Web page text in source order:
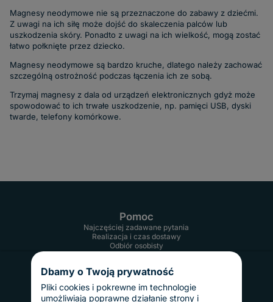
Magnesy neodymowe nie są przeznaczone do zabawy z dziećmi.
Z uwagi na ich siłę może dojść do skaleczenia palców lub
uszkodzenia skóry. Ponadto z uwagi na ich wielkość, mogą zostać
łatwo połknięte przez dziecko.
Magnesy neodymowe są bardzo kruche, dlatego należy zachować
szczególną ostrożność podczas łączenia ich ze sobą.
Trzymaj magnesy z dala od urządzeń elektronicznych gdyż może
spowodować to ich trwałe uszkodzenie, np. pamięci USB, dyski
twarde, telefony komórkowe.
Pomoc
Najczęściej zadawane pytania
Realizacja i czas dostawy
Odbiór osobisty
Informacje
Regulamin
Reklamacje i zwroty
Gwarancja
Dbamy o Twoją prywatność
Pliki cookies i pokrewne im technologie
umożliwiają poprawne działanie strony i